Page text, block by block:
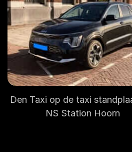
Den Taxi op de taxi
NS Station Hoorn